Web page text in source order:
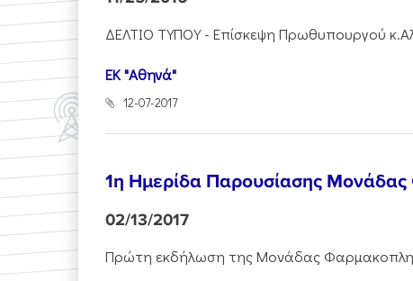
ΔΕΛΤΙΟ ΤΥΠΟΥ - Επίσκεψη Πρωθυπουργού
ΕΚ "Αθηνά"
12-07-2017
1η Ημερίδα Παρουσίασης
02/13/2017
Πρώτη εκδήλωση της Μονάδας